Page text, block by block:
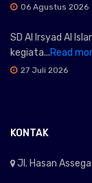
06 Agustus 2026
SD Al Irsyad Al
kegiata...Read
27 Juli 2026
KONTAK
Jl. Hasan